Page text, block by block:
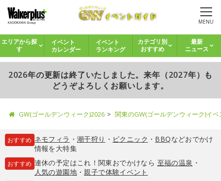
MENU
エリアから探
す
イベント
カレンダー
イベント
ランキング
カテゴリ別
おすすめ
最新
ニュース
2026年の更新は終了いたしました。来年（2027年）も
どうぞよろしくお願いします。
GW(ゴールデンウィーク)2026 関東のGW(ゴールデンウィーク)イ
おすすめ ネモフィラ ・ 潮干狩り ・ ピクニック ・ BBQなどおでかけ
情報を大特集
おすすめ 連休の予定はこれ！関東おでかけなら 至福の温泉 ・
人気の遊園地・親子で体験イベント